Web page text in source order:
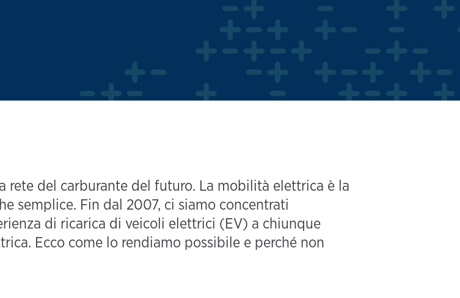
rete del carburante del futuro. La mobilità elettrica è la
semplice. Fin dal 2007, ci siamo concentrati
di ricarica di veicoli elettrici (EV) a chiunque
Ecco come lo rendiamo possibile e perché non